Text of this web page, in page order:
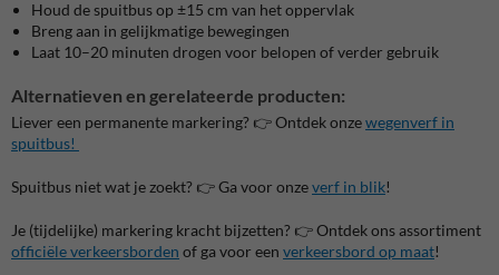
Houd de spuitbus op ±15 cm van het oppervlak
Breng aan in gelijkmatige bewegingen
Laat 10–20 minuten drogen voor belopen of verder gebruik
Alternatieven en gerelateerde producten:
Liever een permanente markering? 👉 Ontdek onzewegenverf in
spuitbus!
Spuitbus niet wat je zoekt? 👉 Ga voor onzeverf in blik!
Je (tijdelijke) markering kracht bijzetten? 👉 Ontdek ons assortiment
officiële verkeersborden of ga voor een verkeersbord op maat!